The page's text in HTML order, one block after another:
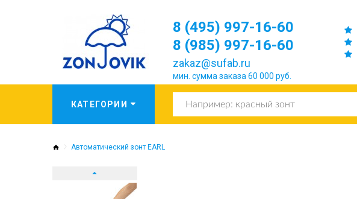
8 (495) 997-16-60
8 (985) 997-16-60
zakaz@sufab.ru
мин. сумма заказа 60 000 руб.
Автоматический зонт EARL